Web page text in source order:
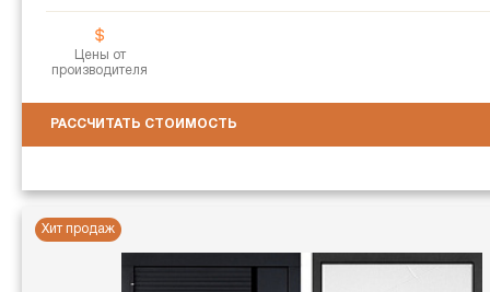
Цены от
производителя
РАССЧИТАТЬ СТОИМОСТЬ
Хит продаж